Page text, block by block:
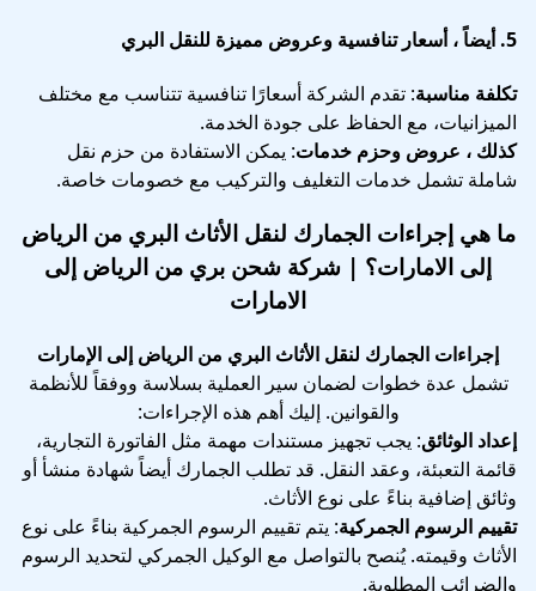
5. أيضاً ، أسعار تنافسية وعروض مميزة للنقل البري
تكلفة مناسبة: تقدم الشركة أسعارًا تنافسية تتناسب مع مختلف
الميزانيات، مع الحفاظ على جودة الخدمة.
كذلك ، عروض وحزم خدمات: يمكن الاستفادة من حزم نقل
شاملة تشمل خدمات التغليف والتركيب مع خصومات خاصة.
ما هي إجراءات الجمارك لنقل الأثاث البري من الرياض
إلى الامارات؟ | شركة شحن بري من الرياض إلى
الامارات
إجراءات الجمارك لنقل الأثاث البري من الرياض إلى الإمارات
تشمل عدة خطوات لضمان سير العملية بسلاسة ووفقاً للأنظمة
والقوانين. إليك أهم هذه الإجراءات:
إعداد الوثائق: يجب تجهيز مستندات مهمة مثل الفاتورة التجارية،
قائمة التعبئة، وعقد النقل. قد تطلب الجمارك أيضاً شهادة منشأ أو
وثائق إضافية بناءً على نوع الأثاث.
تقييم الرسوم الجمركية: يتم تقييم الرسوم الجمركية بناءً على نوع
الأثاث وقيمته. يُنصح بالتواصل مع الوكيل الجمركي لتحديد الرسوم
والضرائب المطلوبة.